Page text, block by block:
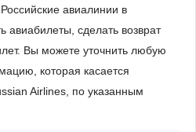
авиалинии в
авиабилеты, сделать возврат
Вы можете уточнить любую
которая касается
Airlines, по указанным